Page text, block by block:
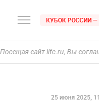
КУБОК РОССИИ —
Посещая сайт life.ru, Вы
25 июня 2025,